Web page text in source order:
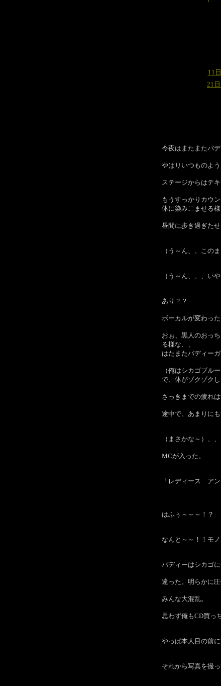
11
21日
今夜はまたまたバ
やはりいつものよう
ステージからはテ
もうすっかりカウ
体に染みこませる様
昼間に歩き過ぎた
（う～ん、、この
（う～ん、、、い
あり？？
ボーカルが変わった
おぉ、黒人のおっ
る様な、、
はたまたバディー
（俺はシカゴブル
で、体がゾクゾクし
さっきまでの疲れ
途中で、あまりに
（まさかな～）、、
MCが入った。
「レディース ア
はふぅ～～～！？
なんと～～！！モ
バディーはシカゴ
違った。明らかに圧
みんな大混乱。
思わず俺もCD買っ
やっぱ本人目の前
それから写真を撮